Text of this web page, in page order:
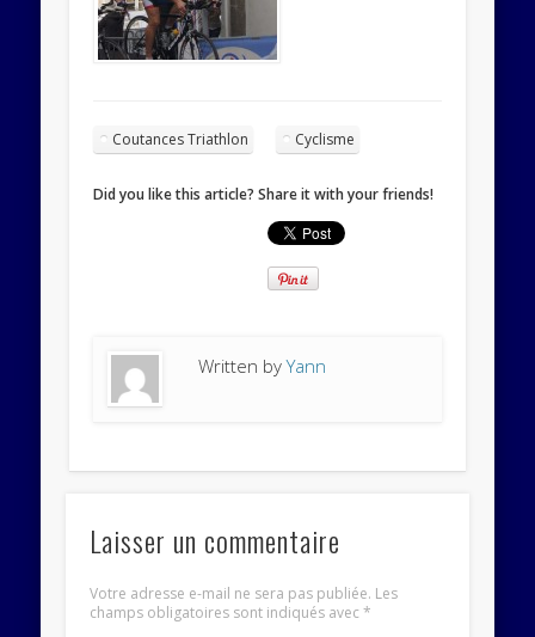
Coutances Triathlon Cyclisme
Did you like this article? Share it with your friends!
Written byYann
Laisser un commentaire
Votre adresse e-mail ne sera pas publiée. Les
champs obligatoires sont indiqués avec*